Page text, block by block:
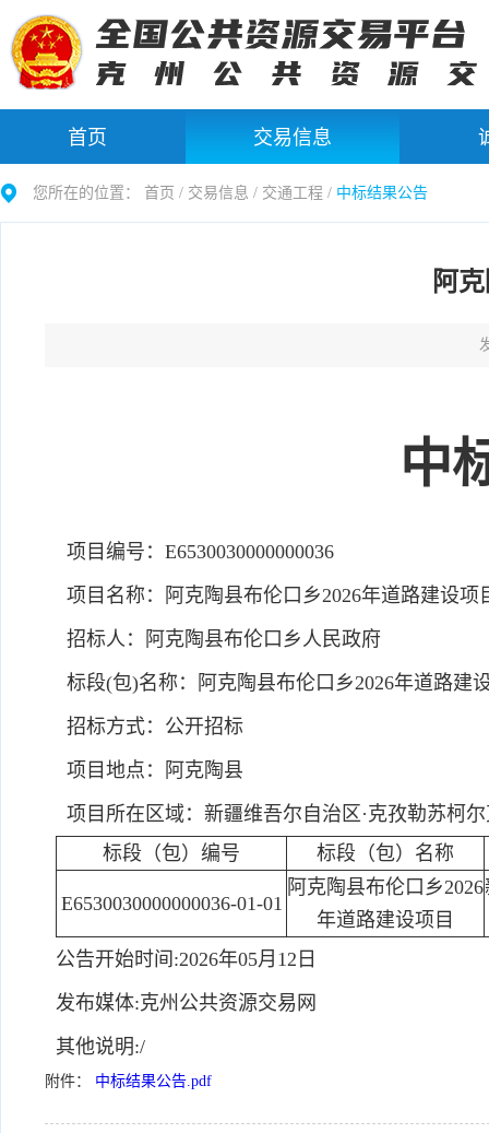
首页 交易信息
您所在的位置： 首页 / 交易信息 / 交通工程 / 中标结果公告
阿
中
项目编号：E6530030000000036
项目名称：阿克陶县布伦口乡2026年道路建设项
招标人：阿克陶县布伦口乡人民政府
标段(包)名称：阿克陶县布伦口乡2026年道路建
招标方式：公开招标
项目地点：阿克陶县
项目所在区域：新疆维吾尔自治区·克孜勒苏柯
标段（包）编号
标段（包）名称
E6530030000000036-01-01
阿克陶县布伦口乡2026
年道路建设项目
公告开始时间:2026年05月12日
发布媒体:克州公共资源交易网
其他说明:/
附件： 中标结果公告.pdf